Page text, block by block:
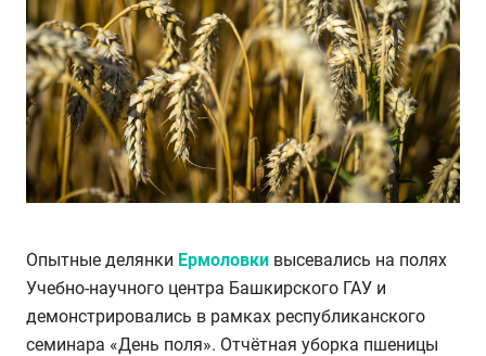
Опытные делянки Ермоловки высевались на полях
Учебно-научного центра Башкирского ГАУ и
демонстрировались в рамках республиканского
семинара «День поля». Отчётная уборка пшеницы